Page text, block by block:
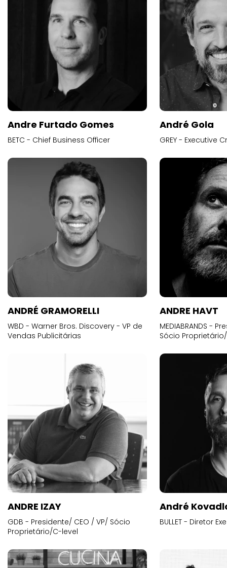
Andre Furtado Gomes
BETC - Chief Business Officer
André Gola
GREY - Executive
ANDRÉ GRAMORELLI
WBD - Warner Bros. Discovery - VP de
Vendas Publicitárias
ANDRE HAVT
MEDIABRANDS -
Sócio
ANDRE IZAY
GDB - Presidente/ CEO / VP/ Sócio
Proprietário/C-level
André
BULLET - Diretor